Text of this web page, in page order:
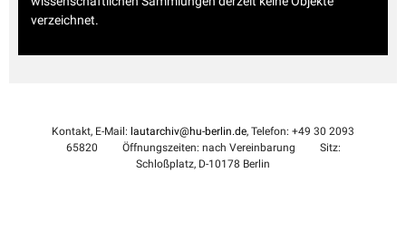
verzeichnet.
Kontakt, E-Mail: lautarchiv@hu-berlin.de, Telefon: +49 30 2093
65820
Öffnungszeiten: nach Vereinbarung
Sitz:
Schloßplatz, D-10178 Berlin